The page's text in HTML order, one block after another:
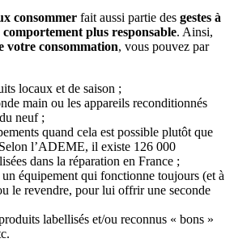
consommer fait aussi partie des gestes à
plus responsable. Ainsi,
votre consommation, vous pouvez par
locaux et de saison ;
main ou les appareils reconditionnés
neuf ;
quand cela est possible plutôt que
l’ADEME, il existe 126 000
dans la réparation en France ;
équipement qui fonctionne toujours (et à
le revendre, pour lui offrir une seconde
labellisés et/ou reconnus « bons »